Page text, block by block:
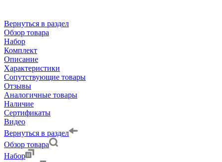
Вернуться в раздел
Обзор товара
Набор
Комплект
Описание
Характеристики
Сопутствующие товары
Отзывы
Аналогичные товары
Наличие
Сертификаты
Видео
Вернуться в раздел
Обзор товара
Набор